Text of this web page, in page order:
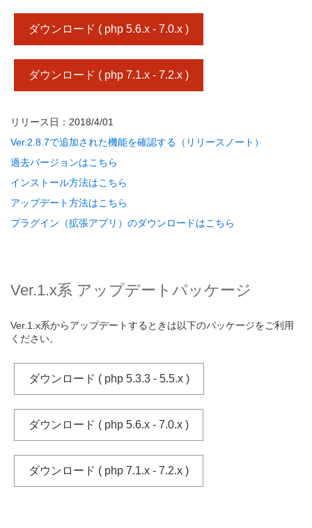
ダウンロード ( php 5.6.x - 7.0.x )
ダウンロード ( php 7.1.x - 7.2.x )
リリース日：2018/4/01
Ver.2.8.7で追加された機能を確認する（リリースノート）
過去バージョンはこちら
インストール方法はこちら
アップデート方法はこちら
プラグイン（拡張アプリ）のダウンロードはこちら
Ver.1.x系 アップデートパッケージ
Ver.1.x系からアップデートするときは以下のパッケージをご利用
ください。
ダウンロード ( php 5.3.3 - 5.5.x )
ダウンロード ( php 5.6.x - 7.0.x )
ダウンロード ( php 7.1.x - 7.2.x )